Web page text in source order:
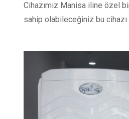
Cihazımız Manisa iline özel
sahip olabileceğiniz bu